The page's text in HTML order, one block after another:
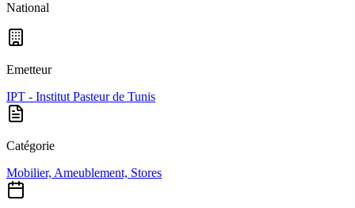
National
Emetteur
IPT - Institut Pasteur de Tunis
Catégorie
Mobilier, Ameublement, Stores